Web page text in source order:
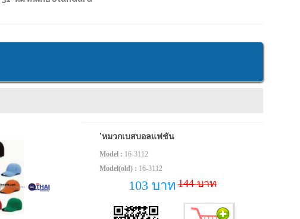
'หมวกเบสบอลแฟชั่น
Model : 16-3112
Model(old) : 16-3112
103 บาท 144 บาท